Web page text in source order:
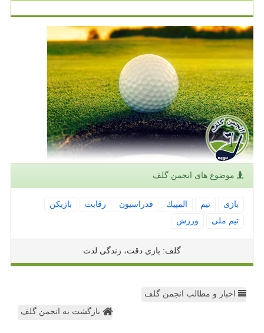
موضوع های انجمن گلف
بازی تیم المپیك فدراسیون رقابت
بازیكن
تیم ملی
ورزش
گلف: بازی دقت، زندگی لذت
اخبار و مطالب انجمن گلف
بازگشت به انجمن گلف